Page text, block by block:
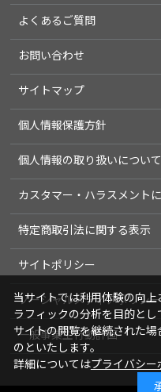
よくあるご質問
お問い合わせ
サイトマップ
個人情報保護方針
個人情報の取り扱いについて
カスタマー・ハラスメント
特定商取引法に関する表示
サイトポリシー
ソーシャルメディアポリシー
一般事業主行動計画
当サイトでは利用体験の向
ラフィックの分析を目的とし
サイトの閲覧を継続された
のといたします。
詳細についてはプライバシー